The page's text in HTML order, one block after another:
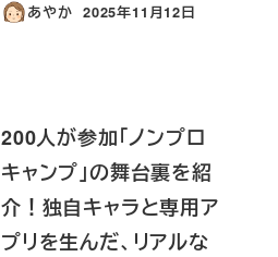
あやか
投稿日
2025年11月12日
200人が参加「ノンプロ
キャンプ」の舞台裏を紹
介！独自キャラと専用ア
プリを生んだ、リアルな